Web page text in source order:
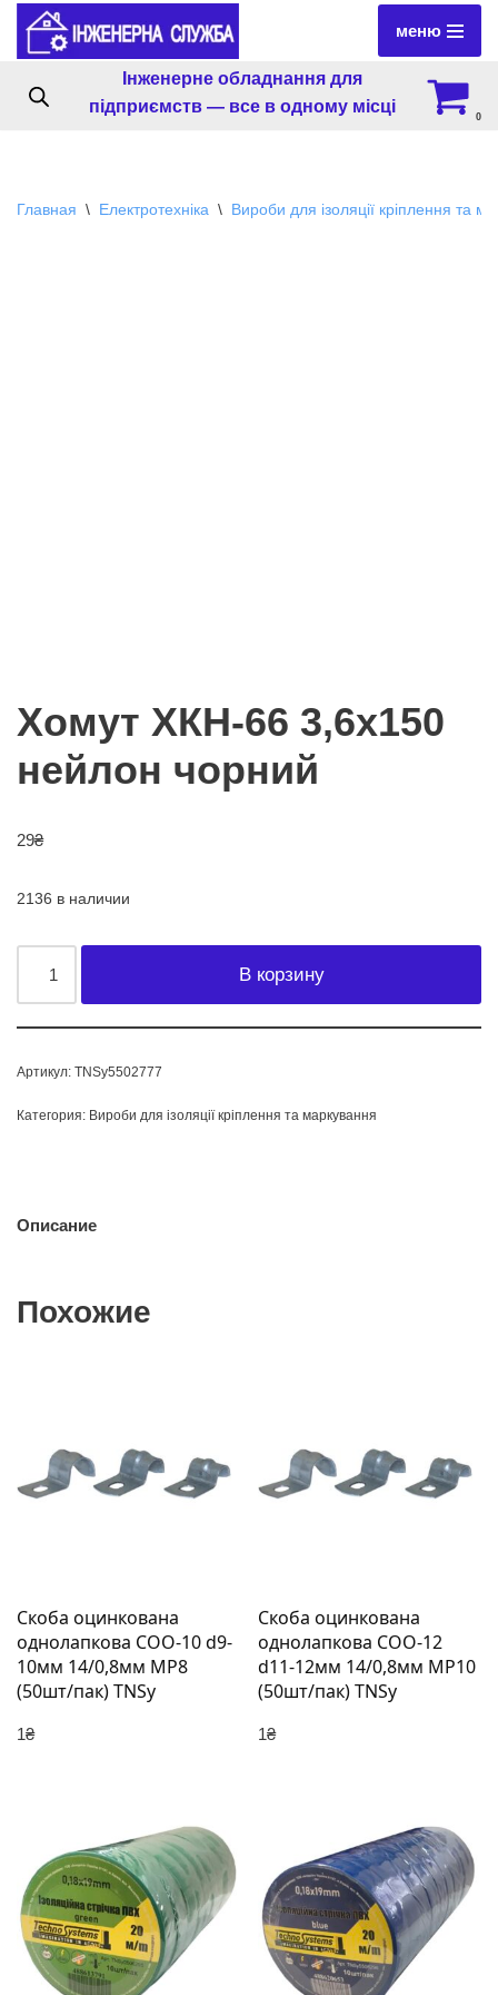
Перейти
содержимому
меню
Інженерне обладнання для
підприємств — все в одному місці
0
Главная \ Електротехніка \ Вироби для ізоляції кріплення та
Хомут ХКН-66 3,6х150
нейлон чорний
29₴
2136 в наличии
В корзину
Артикул: TNSy5502777
Категория: Вироби для ізоляції кріплення та маркування
Описание
Похожие
Скоба оцинкована
однолапкова СОО-10 d9-
10мм 14/0,8мм МР8
(50шт/пак) TNSy
1₴
Скоба оцинкована
однолапкова СОО-12
d11-12мм 14/0,8мм МР10
(50шт/пак) TNSy
1₴